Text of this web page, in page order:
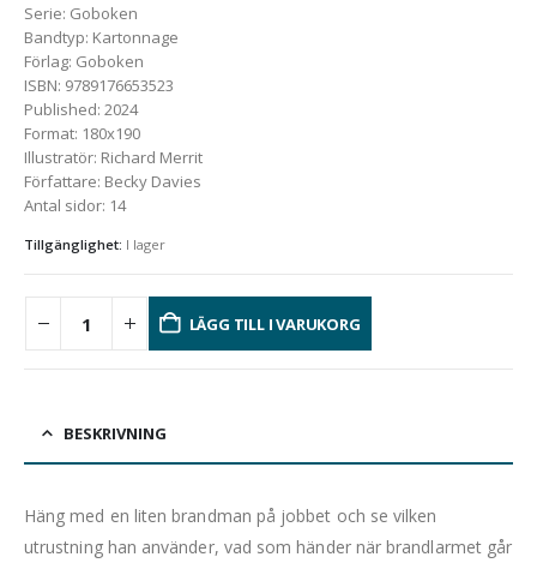
Serie: Goboken
Bandtyp: Kartonnage
Förlag: Goboken
ISBN: 9789176653523
Published: 2024
Format: 180x190
Illustratör: Richard Merrit
Författare: Becky Davies
Antal sidor: 14
Tillgänglighet: I lager
LÄGG TILL I VARUKORG
BESKRIVNING
Häng med en liten brandman på jobbet och se vilken
utrustning han använder, vad som händer när brandlarmet går